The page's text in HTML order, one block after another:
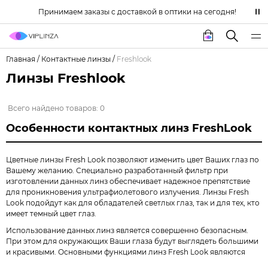
Принимаем заказы с доставкой в оптики на сегодня!
Главная / Контактные линзы / Freshlook
Линзы Freshlook
Всего найдено товаров: 0
Особенности контактных линз FreshLook
Цветные линзы Fresh Look позволяют изменить цвет Ваших глаз по
Вашему желанию. Специально разработанный фильтр при
изготовлении данных линз обеспечивает надежное препятствие
для проникновения ультрафиолетового излучения. Линзы Fresh
Look подойдут как для обладателей светлых глаз, так и для тех, кто
имеет темный цвет глаз.
Использование данных линз является совершенно безопасным.
При этом для окружающих Ваши глаза будут выглядеть большими
и красивыми. Основными функциями линз Fresh Look являются